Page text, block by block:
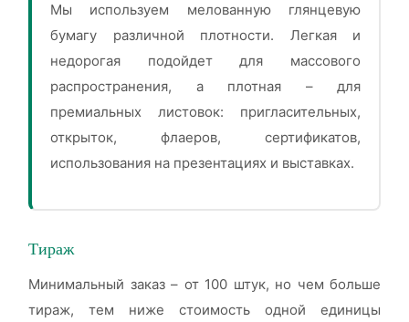
Мы используем мелованную глянцевую
бумагу различной плотности. Легкая и
недорогая подойдет для массового
распространения, а плотная – для
премиальных листовок: пригласительных,
открыток, флаеров, сертификатов,
использования на презентациях и выставках.
Тираж
Минимальный заказ – от 100 штук, но чем больше
тираж, тем ниже стоимость одной единицы